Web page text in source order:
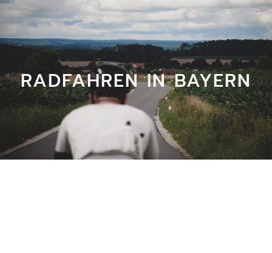
RADFAHREN IN BAYERN